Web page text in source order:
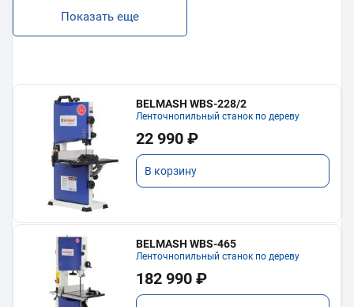
Показать еще
BELMASH WBS-228/2
Ленточнопильный станок по дереву
22 990 ₽
В корзину
BELMASH WBS-465
Ленточнопильный станок по дереву
182 990 ₽